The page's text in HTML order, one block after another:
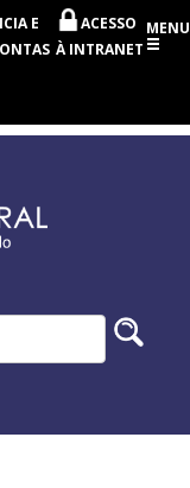
E
ACESSO
À INTRANET
MENU